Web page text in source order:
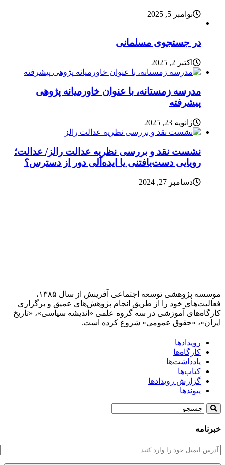
نوامبر 5, 2025
در جستجوی مسلمانی
اکتبر 2, 2025
مدرسه زمستانه، با عنوان خاورمیانه پژوهی
پیشرفته
ژانویه 23, 2025
نشست نقد و بررسی نظریه عدالت رالز/ عدالت؛
رویایی دست‌یافتنی یا ایده‌آلی دور از دسترس؟
دسامبر 27, 2024
موسسه پژوهشی توسعه اجتماعی آفرینش از سال ۱۳۸۵،
فعالیت‌های خود را از طریق انجام پژوهش‌های عمیق و برگزاری
کارگاه‌های آموزشی در سه گروه علمی «اندیشه سیاسی»، «تاریخ
ایران»، «حقوق عمومی» شروع کرده است.
رویدادها
کارگاه‌ها
یادداشت‌ها
کتاب‌ها
گزارش رویدادها
پیوندها
خبرنامه